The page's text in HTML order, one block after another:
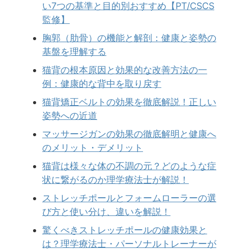
い7つの基準と目的別おすすめ【PT/CSCS
監修】
胸郭（肋骨）の機能と解剖：健康と姿勢の
基盤を理解する
猫背の根本原因と効果的な改善方法の一
例：健康的な背中を取り戻す
猫背矯正ベルトの効果を徹底解説！正しい
姿勢への近道
マッサージガンの効果の徹底解明と健康へ
のメリット・デメリット
猫背は様々な体の不調の元？どのような症
状に繋がるのか理学療法士が解説！
ストレッチポールとフォームローラーの選
び方と使い分け、違いを解説！
驚くべきストレッチポールの健康効果と
は？理学療法士・パーソナルトレーナーが